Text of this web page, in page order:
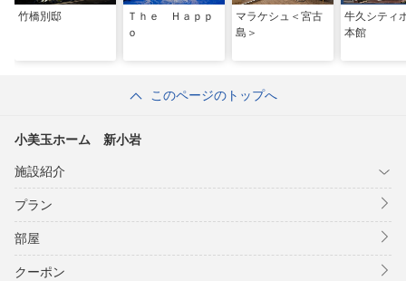
竹橋別邸
Ｔｈｅ Ｈａｐｐ
ｏ
マラケシュ＜宮古
島＞
牛久シティ
本館
このページのトップへ
小美玉ホーム 新小岩
施設紹介
プラン
部屋
クーポン